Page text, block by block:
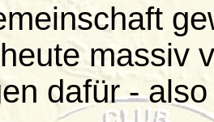
massiv
dafür -